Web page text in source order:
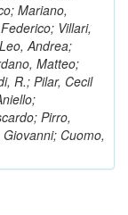
Mariano,
Villari,
Andrea;
Matteo;
R.; Pilar, Cecil
Pirro,
Cuomo,